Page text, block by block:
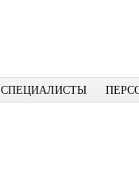
СПЕЦИАЛИСТЫ